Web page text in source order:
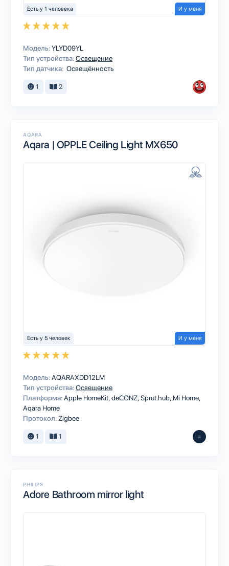
Есть у 1 человека И у меня
Модель:YLYD09YL
Тип устройства:Освещение
Тип датчика: Освещённость
1 2
AQARA
Aqara | OPPLE Ceiling Light MX650
Есть у 5 человек И у меня
Модель:AQARAXDD12LM
Тип устройства:Освещение
Платформа:Apple HomeKitdeCONZSprut.hub Mi Home
Aqara Home
Протокол: Zigbee
1 1
PHILIPS
Adore Bathroom mirror light